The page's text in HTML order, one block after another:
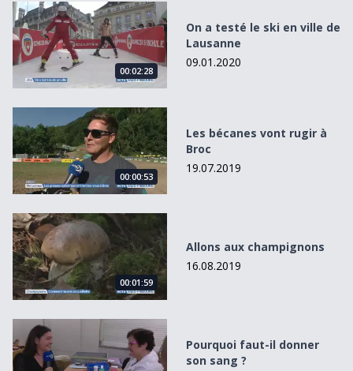
On a testé le ski en ville de Lausanne
00:02:28
On a testé le ski en ville de
Lausanne
09.01.2020
Les bécanes vont rugir à Broc
00:00:53
Les bécanes vont rugir à
Broc
19.07.2019
Allons aux champignons
00:01:59
Allons aux champignons
16.08.2019
Pourquoi faut-il donner son sang ?
Pourquoi faut-il donner
son sang ?